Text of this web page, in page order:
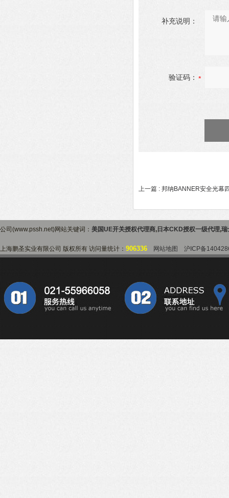
补充说明：
验证码：
上一篇 : 邦纳BANNER安全光幕
公司(www.pssh.net)网站关键词： 美国UE开关授权代理商, 日本CKD授权一级代理,瑞
上海鹏圣实业有限公司 版权所有 访问量统计： 906336 网站地图 沪ICP备